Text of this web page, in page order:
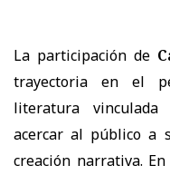
La participación de
trayectoria en el
literatura
acercar al público a
creación narrativa.